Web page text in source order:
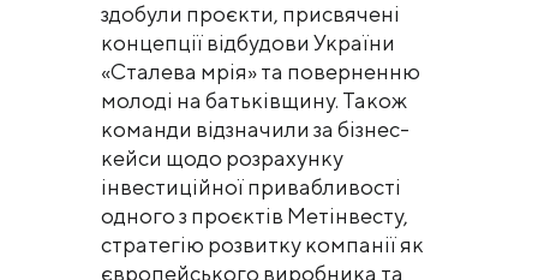
здобули проєкти, присвячені
концепції відбудови України
«Сталева мрія» та поверненню
молоді на батьківщину. Також
команди відзначили за бізнес-
кейси щодо розрахунку
інвестиційної привабливості
одного з проєктів Метінвесту,
стратегію розвитку компанії як
європейського виробника та